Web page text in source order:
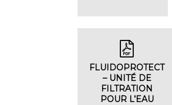
FLUIDOPROTECT
– UNITÉ DE
FILTRATION
POUR L’EAU